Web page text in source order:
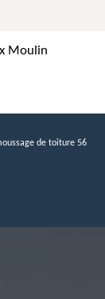
Moulin
de toiture 56